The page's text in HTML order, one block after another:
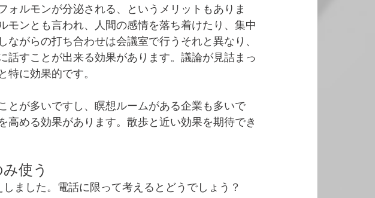
ォルモンが分泌される、というメリットもありま
モンとも言われ、人間の感情を落ち着けたり、集中
がらの打ち合わせは会議室で行うそれと異なり、
話すことが出来る効果があります。議論が見詰まっ
特に効果的です。
とが多いですし、瞑想ルームがある企業も多いで
高める効果があります。散歩と近い効果を期待でき
使う
ました。電話に限って考えるとどうでしょう？